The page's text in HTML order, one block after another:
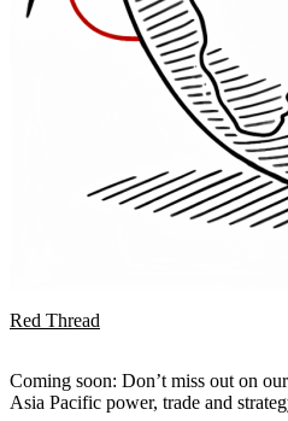
Red Thread
Coming soon: Don’t miss out on
Asia Pacific power, trade and